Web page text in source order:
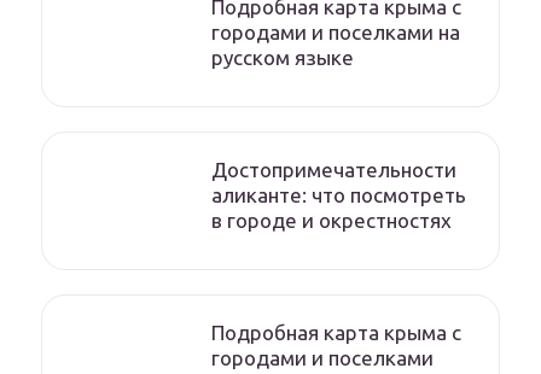
Подробная карта крыма с
городами и поселками на
русском языке
Достопримечательности
аликанте: что посмотреть
в городе и окрестностях
Подробная карта крыма с
городами и поселками